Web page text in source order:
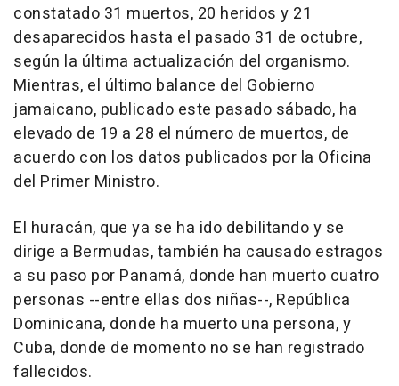
constatado 31 muertos, 20 heridos y 21
desaparecidos hasta el pasado 31 de octubre,
según la última actualización del organismo.
Mientras, el último balance del Gobierno
jamaicano, publicado este pasado sábado, ha
elevado de 19 a 28 el número de muertos, de
acuerdo con los datos publicados por la Oficina
del Primer Ministro.
El huracán, que ya se ha ido debilitando y se
dirige a Bermudas, también ha causado estragos
a su paso por Panamá, donde han muerto cuatro
personas --entre ellas dos niñas--, República
Dominicana, donde ha muerto una persona, y
Cuba, donde de momento no se han registrado
fallecidos.